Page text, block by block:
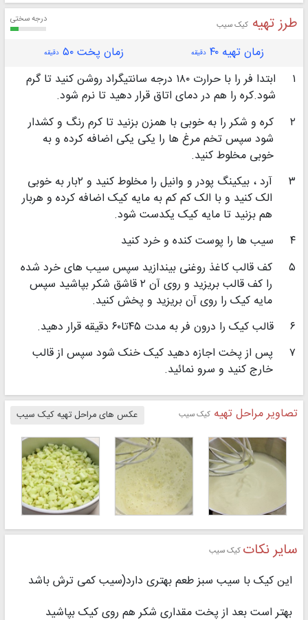
طرز تهیه کیک سیب درجه سختی
زمان تهیه ۴۰ دقیقه زمان پخت ۵۰ دقیقه
۱
ابتدا فر را با حرارت ۱۸۰ درجه سانتیگراد روشن کنید تا گرم
شود.کره را هم در دمای اتاق قرار دهید تا نرم شود.
۲
کره و شکر را به خوبی با همزن بزنید تا کرم رنگ و کشدار
شود سپس تخم مرغ ها را یکی یکی اضافه کرده و به
خوبی مخلوط کنید.
۳
آرد ، بیکینگ پودر و وانیل را مخلوط کنید و ۲بار به خوبی
الک کنید و با الک کم کم به مایه کیک اضافه کرده و هربار
هم بزنید تا مایه کیک یکدست شود.
۴
سیب ها را پوست کنده و خرد کنید
۵
کف قالب کاغذ روغنی بیندازید سپس سیب های خرد شده
را کف قالب بریزید و روی آن ۲ قاشق شکر بپاشید سپس
مایه کیک را روی آن بریزید و پخش کنید.
۶
قالب کیک را درون فر به مدت ۴۵تا۶۰ دقیقه قرار دهید.
۷
پس از پخت اجازه دهید کیک خنک شود سپس از قالب
خارج کنید و سرو نمائید.
تصاویر مراحل تهیه کیک سیب عکس های مراحل تهیه کیک سیب
سایر نکات کیک سیب
این کیک با سیب سبز طعم بهتری دارد(سیب کمی ترش باشد
بهتر است بعد از پخت مقداری شکر هم روی کیک بپاشید